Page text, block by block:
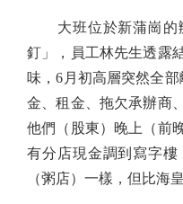
大班位於新蒲崗的
釘」，員工林先生透露
味，6月初高層突然全
金、租金、拖欠承辦商
他們（股東）晚上（前
有分店現金調到寫字
（粥店）一樣，但比海